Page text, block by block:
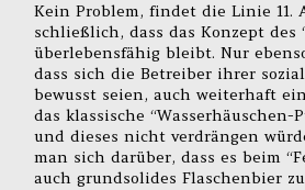
Kein Problem, findet die Linie 11.
schließlich, dass das Konzept des
überlebensfähig bleibt. Nur
dass sich die Betreiber ihrer
bewusst seien, auch weiterhaft
das klassische “Wasserhäuschen-
und dieses nicht verdrängen
man sich darüber, dass es beim
auch grundsolides Flaschenbier